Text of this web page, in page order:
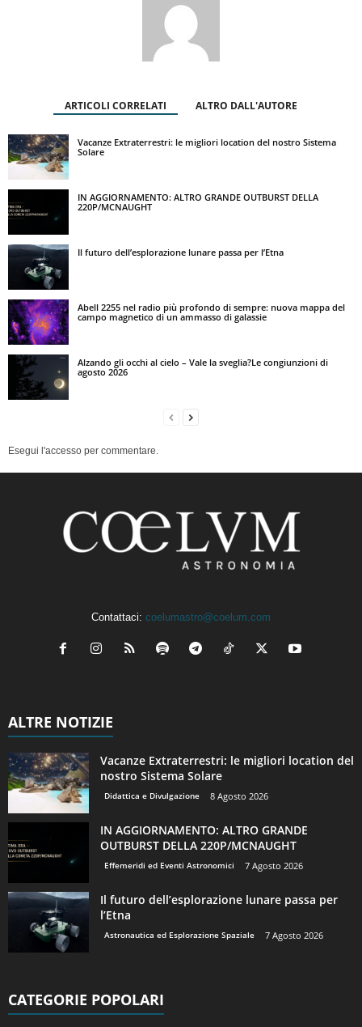
ARTICOLI CORRELATI ALTRO DALL'AUTORE
Vacanze Extraterrestri: le migliori location del nostro Sistema
Solare
IN AGGIORNAMENTO: ALTRO GRANDE OUTBURST DELLA
220P/MCNAUGHT
Il futuro dell’esplorazione lunare passa per l’Etna
Abell 2255 nel radio più profondo di sempre: nuova mappa del
campo magnetico di un ammasso di galassie
Alzando gli occhi al cielo – Vale la sveglia?Le congiunzioni di
agosto 2026
Esegui l'accesso per commentare.
Contattaci: coelumastro@coelum.com
ALTRE NOTIZIE
Vacanze Extraterrestri: le migliori location del
nostro Sistema Solare
Didattica e Divulgazione 8 Agosto 2026
IN AGGIORNAMENTO: ALTRO GRANDE
OUTBURST DELLA 220P/MCNAUGHT
Effemeridi ed Eventi Astronomici 7 Agosto 2026
Il futuro dell’esplorazione lunare passa per
l’Etna
Astronautica ed Esplorazione Spaziale 7 Agosto 2026
CATEGORIE POPOLARI